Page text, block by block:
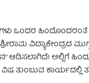
ಒಂದರ ಹಿಂದೊಂದರಂತೆ
ಶ್ರೀರಾಮ ವಿದ್ಯಾಕೇಂದ್ರದ
ಆಡಿಸಲಾಗಿದೆ! ಅಲ್ಲಿಗೆ
ತುಂಬುವ ಕಾರ್ಯದಲ್ಲಿ